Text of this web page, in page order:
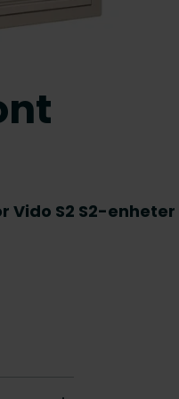
Vido S2 S2-enheter